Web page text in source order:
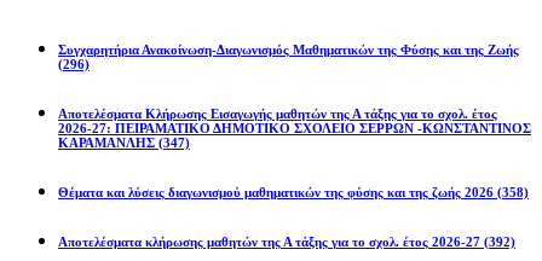
Συγχαρητήρια Ανακοίνωση-Διαγωνισμός Μαθηματικών της Φύσης και της Ζωής
(296)
Αποτελέσματα Κλήρωσης Εισαγωγής μαθητών της Α τάξης για το σχολ. έτος
2026-27: ΠΕΙΡΑΜΑΤΙΚΟ ΔΗΜΟΤΙΚΟ ΣΧΟΛΕΙΟ ΣΕΡΡΩΝ -ΚΩΝΣΤΑΝΤΙΝΟΣ
ΚΑΡΑΜΑΝΛΗΣ (347)
Θέματα και λύσεις διαγωνισμού μαθηματικών της φύσης και της ζωής 2026 (358)
Αποτελέσματα κλήρωσης μαθητών της Α τάξης για το σχολ. έτος 2026-27 (392)